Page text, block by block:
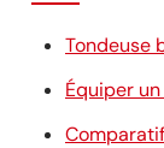
Tondeuse
Équiper